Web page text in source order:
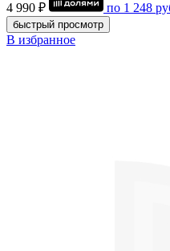
4 990 ₽
по 1 248
быстрый просмотр
В избранное